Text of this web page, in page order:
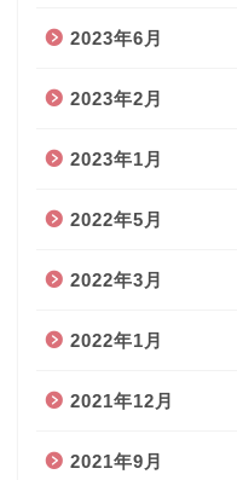
2023年6月
2023年2月
2023年1月
2022年5月
2022年3月
2022年1月
2021年12月
2021年9月